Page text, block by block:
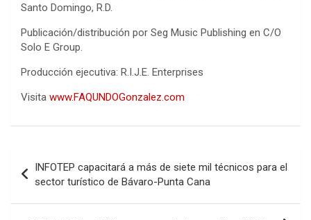
Santo Domingo, R.D.
Publicación/distribución por Seg Music Publishing en C/O
Solo E Group.
Producción ejecutiva: R.I.J.E. Enterprises
Visita www.FAQUNDOGonzalez.com
de
entradas
INFOTEP capacitará a más de siete mil técnicos para el
sector turístico de Bávaro-Punta Cana